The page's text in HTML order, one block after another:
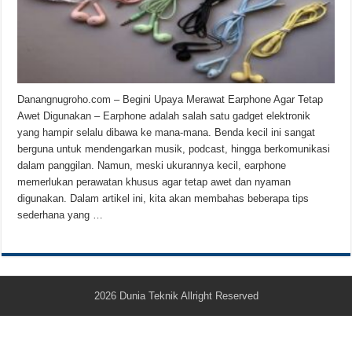
Teknologi Bikin Bisnis Makanan Kamu Makin Cuan! Begini Cara Buka
Danangnugroho.com – Begini Upaya Merawat Earphone Agar Tetap
Awet Digunakan – Earphone adalah salah satu gadget elektronik
yang hampir selalu dibawa ke mana-mana. Benda kecil ini sangat
berguna untuk mendengarkan musik, podcast, hingga berkomunikasi
dalam panggilan. Namun, meski ukurannya kecil, earphone
memerlukan perawatan khusus agar tetap awet dan nyaman
digunakan. Dalam artikel ini, kita akan membahas beberapa tips
sederhana yang …
2026 Dunia Teknik Allright Reserved